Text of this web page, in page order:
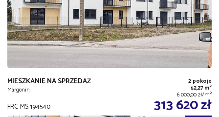
MIESZKANIE NA SPRZEDAŻ
Margonin
2 pokoje
52,27 m2
6 000,00 zł/m2
FRC-MS-194540 313 620 zł